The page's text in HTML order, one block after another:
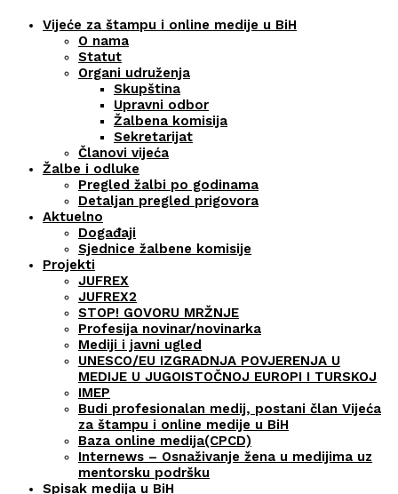
Vijeće za štampu i online medije u BiH
O nama
Statut
Organi udruženja
Skupština
Upravni odbor
Žalbena komisija
Sekretarijat
Članovi vijeća
Žalbe i odluke
Pregled žalbi po godinama
Detaljan pregled prigovora
Aktuelno
Događaji
Sjednice žalbene komisije
Projekti
JUFREX
JUFREX2
STOP! GOVORU MRŽNJE
Profesija novinar/novinarka
Mediji i javni ugled
UNESCO/EU IZGRADNJA POVJERENJA U
MEDIJE U JUGOISTOČNOJ EUROPI I TURSKOJ
IMEP
Budi profesionalan medij, postani član Vijeća
za štampu i online medije u BiH
Baza online medija(CPCD)
Internews – Osnaživanje žena u medijima uz
mentorsku podršku
Spisak medija u BiH